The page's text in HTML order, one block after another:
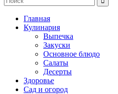
Главная
Кулинария
Выпечка
Закуски
Основное блюдо
Салаты
Десерты
Здоровье
Сад и огород